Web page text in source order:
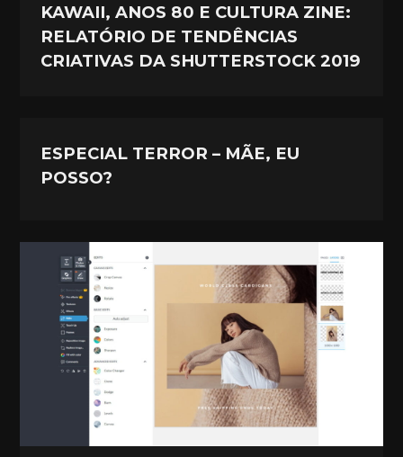
KAWAII, ANOS 80 E CULTURA ZINE:
RELATÓRIO DE TENDÊNCIAS
CRIATIVAS DA SHUTTERSTOCK 2019
ESPECIAL TERROR – MÃE, EU
POSSO?